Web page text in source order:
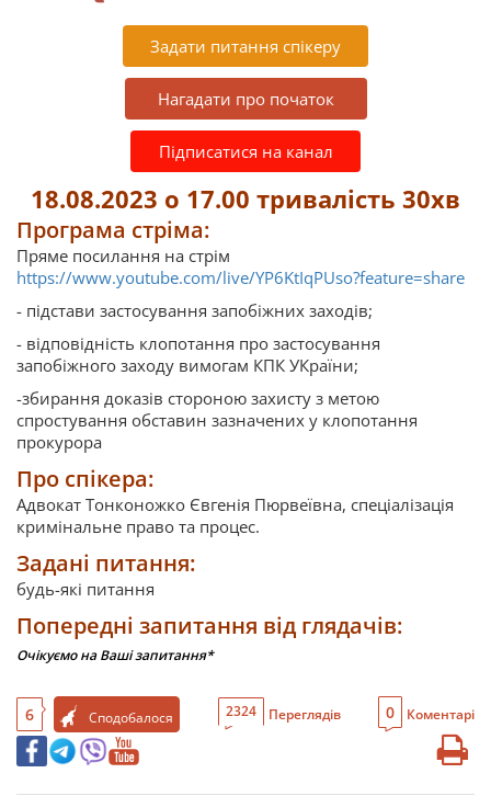
Задати питання спікеру
Нагадати про початок
Підписатися на канал
18.08.2023 о 17.00 тривалість 30хв
Програма стріма:
Пряме посилання на стрім
https://www.youtube.com/live/YP6KtIqPUso?feature=share
- підстави застосування запобіжних заходів;
- відповідність клопотання про застосування
запобіжного заходу вимогам КПК УКраїни;
-збирання доказів стороною захисту з метою
спростування обставин зазначених у клопотання
прокурора
Про спікера:
Адвокат Тонконожко Євгенія Пюрвеївна, спеціалізація
кримінальне право та процес.
Задані питання:
будь-які питання
Попередні запитання від глядачів:
Очікуємо на Ваші запитання*
6 Сподобалося 2324 Переглядів 0 Коментарі